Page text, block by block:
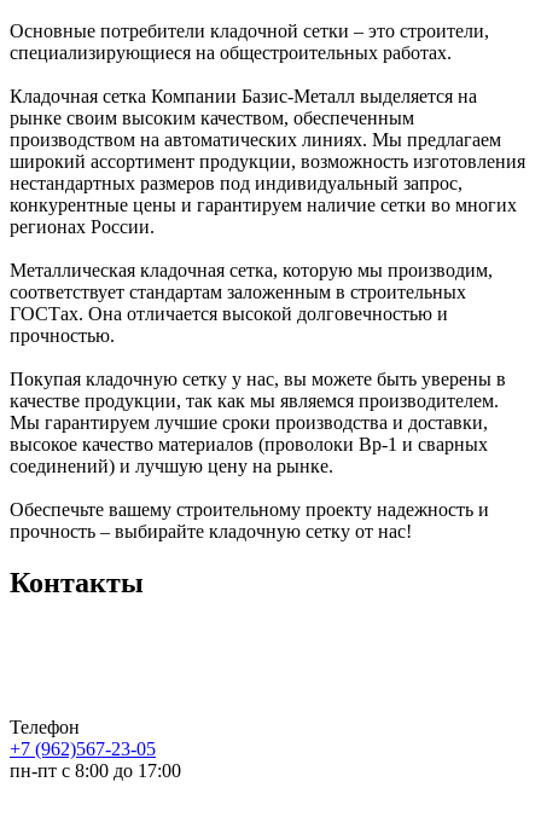
Основные потребители кладочной сетки – это строители,
специализирующиеся на общестроительных работах.
Кладочная сетка Компании Базис-Металл выделяется на
рынке своим высоким качеством, обеспеченным
производством на автоматических линиях. Мы предлагаем
широкий ассортимент продукции, возможность изготовления
нестандартных размеров под индивидуальный запрос,
конкурентные цены и гарантируем наличие сетки во многих
регионах России.
Металлическая кладочная сетка, которую мы производим,
соответствует стандартам заложенным в строительных
ГОСТах. Она отличается высокой долговечностью и
прочностью.
Покупая кладочную сетку у нас, вы можете быть уверены в
качестве продукции, так как мы являемся производителем.
Мы гарантируем лучшие сроки производства и доставки,
высокое качество материалов (проволоки Вр-1 и сварных
соединений) и лучшую цену на рынке.
Обеспечьте вашему строительному проекту надежность и
прочность – выбирайте кладочную сетку от нас!
Контакты
Телефон
+7 (962)567-23-05
пн-пт с 8:00 до 17:00